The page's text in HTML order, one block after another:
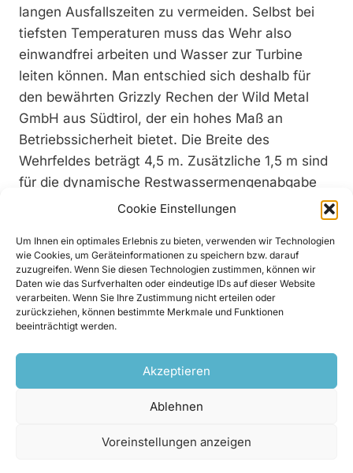
Cookie Einstellungen
Um Ihnen ein optimales Erlebnis zu bieten, verwenden wir Technologien
wie Cookies, um Geräteinformationen zu speichern bzw. darauf
zuzugreifen. Wenn Sie diesen Technologien zustimmen, können wir
Daten wie das Surfverhalten oder eindeutige IDs auf dieser Website
verarbeiten. Wenn Sie Ihre Zustimmung nicht erteilen oder
zurückziehen, können bestimmte Merkmale und Funktionen
beeinträchtigt werden.
Akzeptieren
Ablehnen
Voreinstellungen anzeigen
langen Ausfallszeiten zu vermeiden. Selbst bei
tiefsten Temperaturen muss das Wehr also
einwandfrei arbeiten und Wasser zur Turbine
leiten können. Man entschied sich deshalb für
den bewährten Grizzly Rechen der Wild Metal
GmbH aus Südtirol, der ein hohes Maß an
Betriebssicherheit bietet. Die Breite des
Wehrfeldes beträgt 4,5 m. Zusätzliche 1,5 m sind
für die dynamische Restwassermengenabgabe
vorgesehen. Die maximale Ausbauwassermenge
minimale Entnahmemenge von 5 l/s amtlich
festgelegt. Das Triebwasser wird über den
Coanda-Rechen vom Typ Grizzly mit einer
Spaltbreite von 0,6 mm, welcher unterhalb des
Schutzrechens angebracht ist, geleitet. Bei
starker Eisbildung wird das Wasser mittels eines
Wintereinlasses abgeleitet.
Warmluft dahingehend temperiert werden, dass
ein Zufrieren verhindert wird. Ein Rohrschütz,